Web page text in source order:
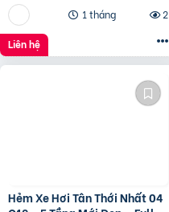
1 tháng
2
Liên hệ
Hẻm Xe Hơi Tân Thới Nhất 04